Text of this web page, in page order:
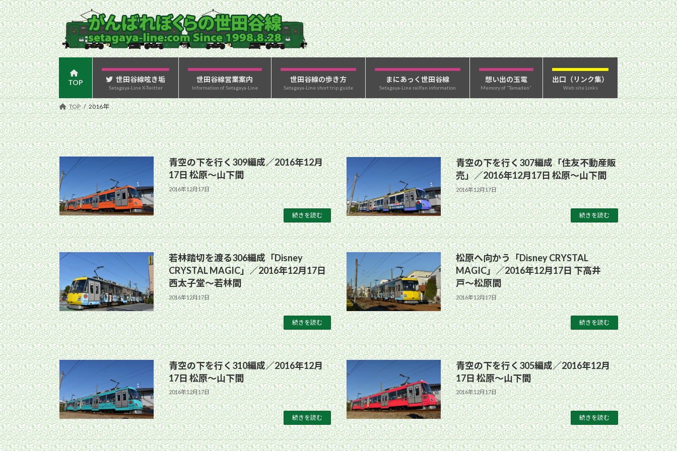
コ
ン
テ
ン
ツ
へ
ス
キ
ッ
プ
ナ
ビ
ゲ
ー
シ
ョ
ン
に
移
動
TOP 世田谷線呟き垢
Setagaya-Line X-Twitter
世田谷線営業案内
Information of Setagaya-Line
世田谷線の歩き方
Setagaya-Line short trip guide
まにあっく世田谷線
Setagaya-Line railfan information
想い出の玉電
Memory of “Tamaden”
出口（リンク集）
Web site Links
TOP 2016年
青空の下を行く309編成／2016年12月
17日 松原〜山下間
2016年12月17日
続きを読む
青空の下を行く307編成「住友不動産販
売」／2016年12月17日 松原〜山下間
2016年12月17日
続きを読む
若林踏切を渡る306編成「Disney
CRYSTAL MAGIC」／2016年12月17日
西太子堂〜若林間
2016年12月17日
続きを読む
松原へ向かう「Disney CRYSTAL
MAGIC」／2016年12月17日 下高井
戸〜松原間
2016年12月17日
続きを読む
青空の下を行く310編成／2016年12月
17日 松原〜山下間
2016年12月17日
続きを読む
青空の下を行く305編成／2016年12月
17日 松原〜山下間
2016年12月17日
続きを読む